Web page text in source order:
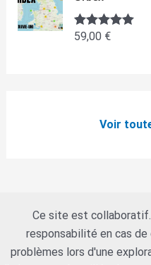
Note5.00
59,00 €
Voir
Ce site est
responsabilité en cas
problèmes lors d'une